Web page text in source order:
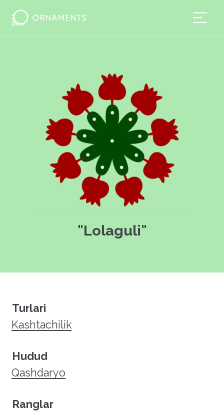
"Lolaguli"
Turlari
Kashtachilik
Hudud
Qashdaryo
Ranglar